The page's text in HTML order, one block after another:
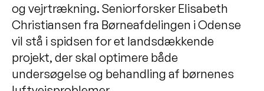
og vejrtrækning. Seniorforsker Elisabeth
Christiansen fra Børneafdelingen i Odense
vil stå i spidsen for et landsdækkende
projekt, der skal optimere både
undersøgelse og behandling af børnenes